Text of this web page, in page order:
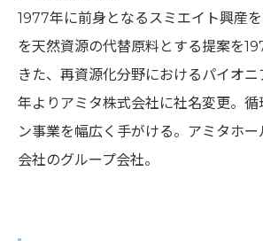
1977年に前身となるスミエイト興産
を天然資源の代替原料とする提案を
きた、再資源化分野におけるパイオ
年よりアミタ株式会社に社名変更。循
ン事業を幅広く手がける。アミタホ
会社のグループ会社。